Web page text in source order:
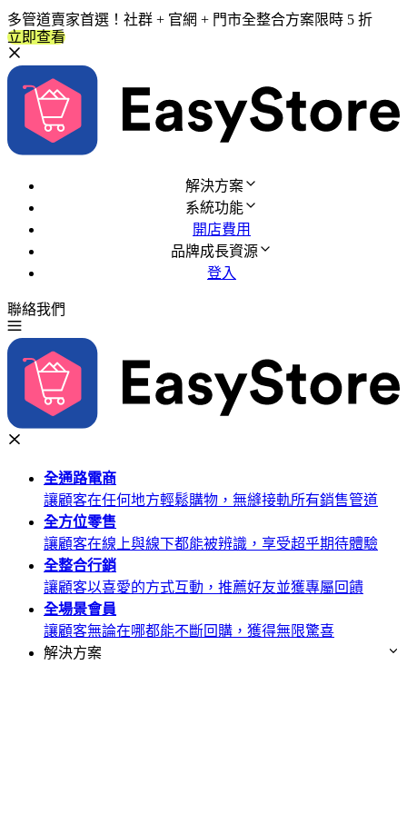
多管道賣家首選！社群 + 官網 + 門市全整合方案限時 5 折
立即查看
解決方案
系統功能
開店費用
品牌成長資源
登入
聯絡我們
全通路電商
讓顧客在任何地方輕鬆購物，無縫接軌所有銷售管道
全方位零售
讓顧客在線上與線下都能被辨識，享受超乎期待體驗
全整合行銷
讓顧客以喜愛的方式互動，推薦好友並獲專屬回饋
全場景會員
讓顧客無論在哪都能不斷回購，獲得無限驚喜
解決方案